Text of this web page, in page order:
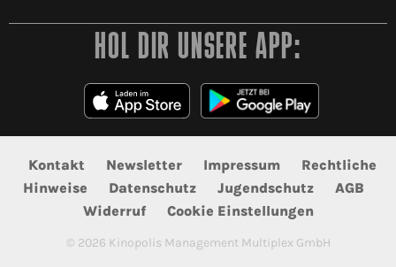
HOL DIR UNSERE APP:
Kontakt Newsletter Impressum
Rechtliche
Hinweise
Datenschutz Jugendschutz
AGB
Widerruf
Cookie Einstellungen
© 2026 Kinopolis Management Multiplex GmbH